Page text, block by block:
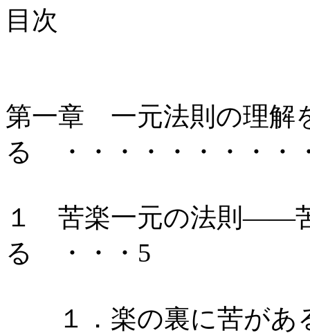
目次
第一章 一元法則の理解
る ・・・・・・・・・
１ 苦楽一元の法則――
る ・・・5
１．楽の裏に苦があ